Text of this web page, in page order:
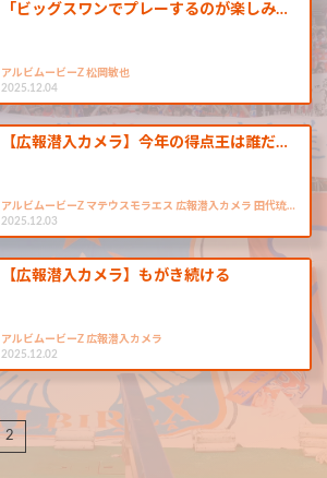
「ビッグスワンでプレーするのが楽しみ…
アルビムービーZ 松岡敏也
2025.12.04
【広報潜入カメラ】今年の得点王は誰だ…
アルビムービーZ マテウスモラエス 広報潜入カメラ 田代琉…
2025.12.03
【広報潜入カメラ】もがき続ける
アルビムービーZ 広報潜入カメラ
2025.12.02
2